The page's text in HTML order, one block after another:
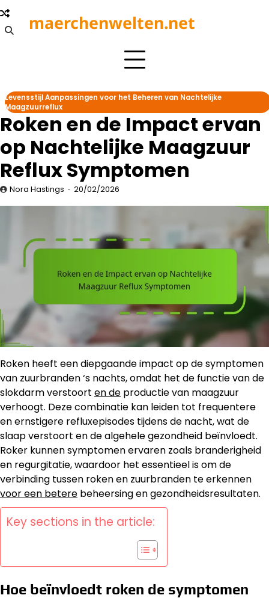
Skip
to
content
maerchenwelten.net
Levensstijl Aanpassingen voor het Beheren van Nachtelijke
Maagzuurreflux
Roken en de Impact ervan
op Nachtelijke Maagzuur
Reflux Symptomen
Nora Hastings 20/02/2026
Roken heeft een diepgaande impact op de symptomen
van zuurbranden ‘s nachts, omdat het de functie van de
slokdarm verstoort en de productie van maagzuur
verhoogt. Deze combinatie kan leiden tot frequentere
en ernstigere refluxepisodes tijdens de nacht, wat de
slaap verstoort en de algehele gezondheid beïnvloedt.
Roker kunnen symptomen ervaren zoals branderigheid
en regurgitatie, waardoor het essentieel is om de
verbinding tussen roken en zuurbranden te erkennen
voor een betere beheersing en gezondheidsresultaten.
Key sections in the article:
Hoe beïnvloedt roken de symptomen